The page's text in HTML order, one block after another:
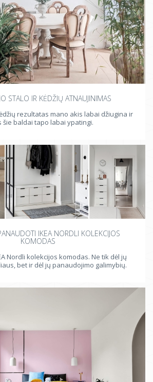
STALO IR KĖDŽIŲ ATNAUJINIMAS
rezultatas mano akis labai džiugina ir
šie baldai tapo labai ypatingi.
IKEA NORDLI KOLEKCIJOS
KOMODAS
Nordli kolekcijos komodas. Ne tik dėl jų
bet ir dėl jų panaudojimo galimybių.